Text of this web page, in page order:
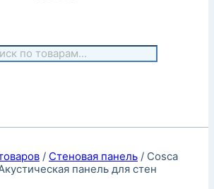
/ Стеновая панель / Cosca
панель для стен